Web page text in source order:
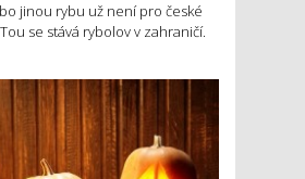
jinou rybu už není pro české
se stává rybolov v zahraničí.